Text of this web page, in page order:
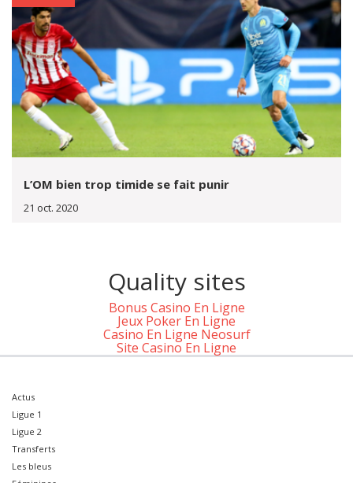
L’OM bien trop timide se fait punir
21 oct. 2020
Quality sites
Bonus Casino En Ligne
Jeux Poker En Ligne
Casino En Ligne Neosurf
Site Casino En Ligne
Actus
Ligue 1
Ligue 2
Transferts
Les bleus